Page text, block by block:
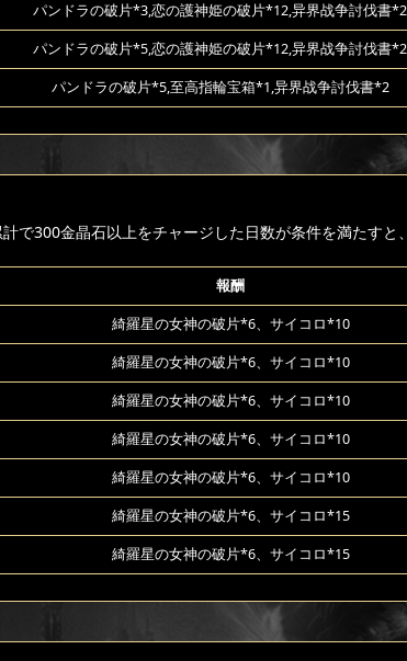
パンドラの破片*3,恋の護神姫の破片*12,异界战争討伐書*2
パンドラの破片*5,恋の護神姫の破片*12,异界战争討伐書*2
パンドラの破片*5,至高指輪宝箱*1,异界战争討伐書*2
で300金晶石以上をチャージした日数が条件を満たすと
報酬
綺羅星の女神の破片*6、サイコロ*10
綺羅星の女神の破片*6、サイコロ*10
綺羅星の女神の破片*6、サイコロ*10
綺羅星の女神の破片*6、サイコロ*10
綺羅星の女神の破片*6、サイコロ*10
綺羅星の女神の破片*6、サイコロ*15
綺羅星の女神の破片*6、サイコロ*15